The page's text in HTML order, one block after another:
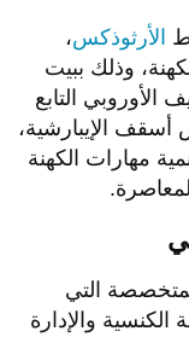
الأرثوذكس،
وذلك ببيت
التابع
أسقف الإيبارشية،
مهارات الكهنة
التي
والإدارة